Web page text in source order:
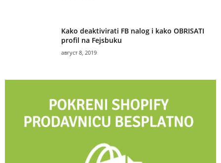
Kako deaktivirati FB nalog i kako OBRISATI
profil na Fejsbuku
август 8, 2019